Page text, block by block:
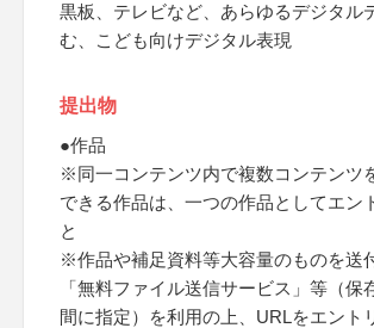
黒板、テレビなど、あらゆるデジタル
む、こども向けデジタル表現
提出物
●作品
※同一コンテンツ内で複数コンテンツ
できる作品は、一つの作品としてエン
と
※作品や補足資料等大容量のものを送
「無料ファイル送信サービス」等（保
間に指定）を利用の上、URLをエント